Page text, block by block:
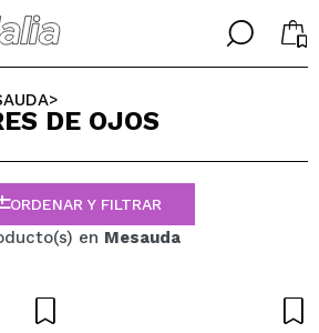
╳
tengo cuenta
╳
TU IDIOMA
ESPAÑOL
ENGLISH
FRANCES
ALEMAN
>
DE OJOS
ORDENAR Y FILTRAR
en Mesauda